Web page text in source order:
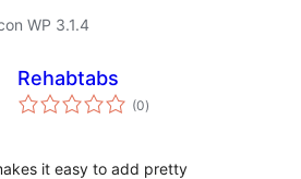
WP 3.1.4
Rehabtabs
(0valutazioni
totali
)
it easy to add pretty